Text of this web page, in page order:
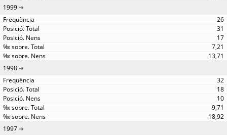
1999
26
31
17
7,21
13,71
1998
32
18
10
9,71
18,92
1997